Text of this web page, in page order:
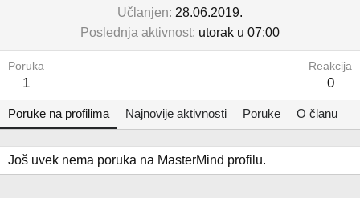
Učlanjen 28.06.2019.
Poslednja aktivnost utorak u 07:00
Poruka
1
Reakcija
0
Poruke na profilima Najnovije aktivnosti Poruke O članu
Još uvek nema poruka na MasterMind profilu.